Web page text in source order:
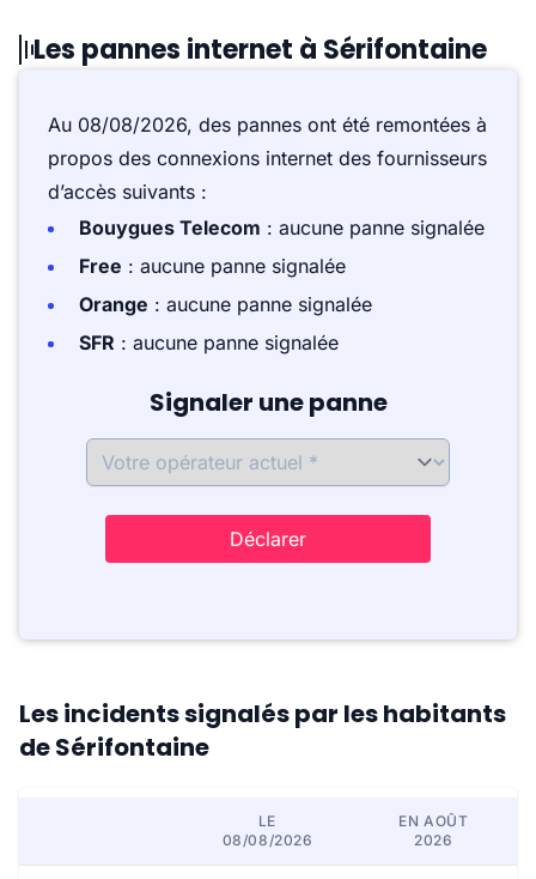
Les pannes internet à Sérifontaine
Au 08/08/2026, des pannes ont été remontées à
propos des connexions internet des fournisseurs
d’accès suivants :
Bouygues Telecom : aucune panne signalée
Free : aucune panne signalée
Orange : aucune panne signalée
SFR : aucune panne signalée
Signaler une panne
Déclarer
Les incidents signalés par les habitants
de Sérifontaine
LE
08/08/2026
EN AOÛT
2026